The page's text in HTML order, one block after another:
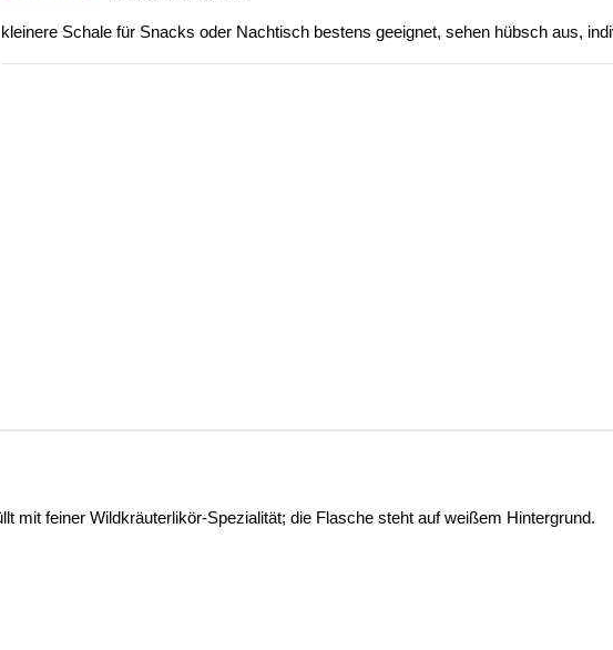
kleinere Schale für Snacks oder Nachtisch bestens geeignet, sehen hübsch aus,